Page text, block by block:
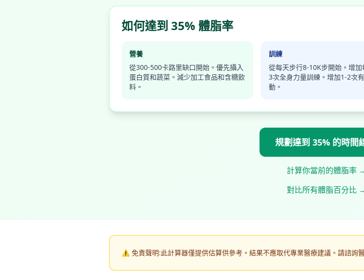
如何達到 35% 體脂率
營養
從300-500卡路里缺口開始。優先攝入
蛋白質和蔬菜。減少加工食品和含糖飲
料。
訓練
從每天步行8-10K步開始。增加
3次全身力量訓練。增加1-2次
動。
規劃達到 35% 的時間
計算你當前的體脂率
對比所有體脂百分比
⚠️ 免責聲明:此計算器僅提供估算供參考。結果不應取代專業醫療建議。請諮詢